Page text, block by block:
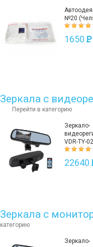
№20
1650 P
Зеркала с
Перейти в категорию
Зеркало-
VDR-TY-
22640
Зеркала с
категорию
Зеркало-